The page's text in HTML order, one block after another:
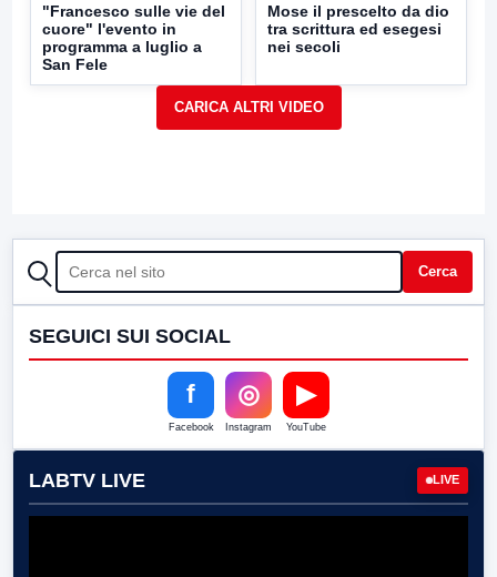
"Francesco sulle vie del
cuore" l'evento in
programma a luglio a
San Fele
Mose il prescelto da dio
tra scrittura ed esegesi
nei secoli
CERCA Cerca
SEGUICI SUI SOCIAL
f
Facebook
◎
Instagram
▶
YouTube
LABTV LIVE LIVE